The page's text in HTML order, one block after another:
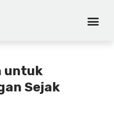
untuk
Sejak